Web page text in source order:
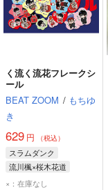
く流く流花フレークシ
ール
BEAT ZOOM / もちゆ
き
629 円 （税込）
スラムダンク
流川楓×桜木花道
流川楓
桜木花道
×：在庫なし